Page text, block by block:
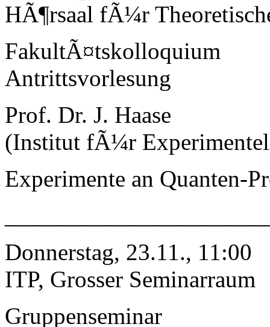
HÃ¶rsaal fÃ¼r
FakultÃ¤tskolloquium
Antrittsvorlesung
Prof. Dr. J. Haase
(Institut fÃ¼r
Experimente an Quanten-
Donnerstag, 23.11., 11:00
ITP, Grosser Seminarraum
Gruppenseminar